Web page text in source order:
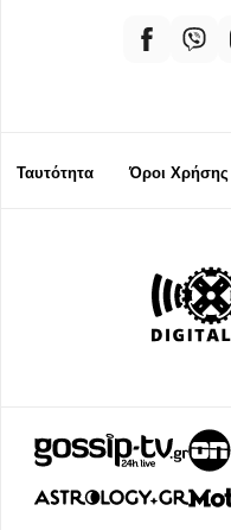
Ταυτότητα Όροι Χρήσης